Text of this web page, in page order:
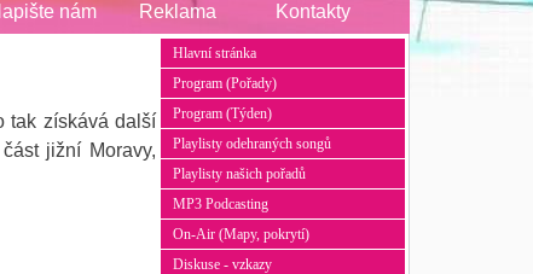
nám Reklama Kontakty
tak získává další
jižní Moravy,
Hlavní stránka
Program (Pořady)
Program (Týden)
Playlisty odehraných songů
Playlisty našich pořadů
MP3 Podcasting
On-Air (Mapy, pokrytí)
Diskuse - vzkazy